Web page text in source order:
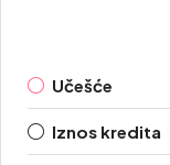
Učešće
Iznos kredita